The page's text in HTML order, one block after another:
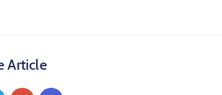
Article